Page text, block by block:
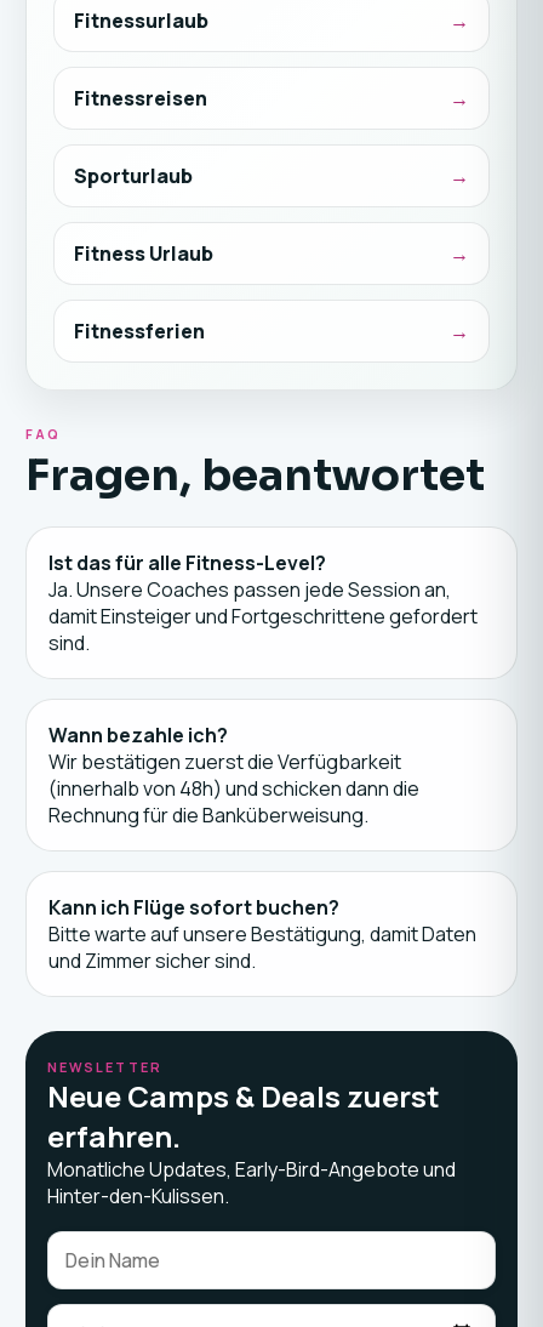
Fitnessurlaub
Fitnessreisen
Sporturlaub
Fitness Urlaub
Fitnessferien
FAQ
Fragen, beantwortet
Ist das für alle Fitness-Level?
Ja. Unsere Coaches passen jede Session an,
damit Einsteiger und Fortgeschrittene gefordert
sind.
Wann bezahle ich?
Wir bestätigen zuerst die Verfügbarkeit
(innerhalb von 48h) und schicken dann die
Rechnung für die Banküberweisung.
Kann ich Flüge sofort buchen?
Bitte warte auf unsere Bestätigung, damit Daten
und Zimmer sicher sind.
NEWSLETTER
Neue Camps & Deals zuerst
erfahren.
Monatliche Updates, Early-Bird-Angebote und
Hinter-den-Kulissen.